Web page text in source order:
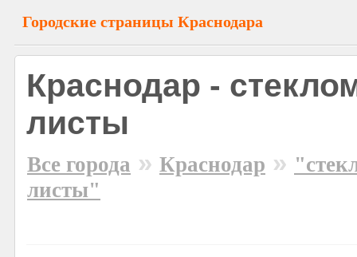
Городские страницы Краснодара
Краснодар -
листы
Все города » Краснодар »
листы"